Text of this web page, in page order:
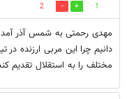
1
2
مهدی رحمتی به شمس آذر آمد
دانیم چرا این مربی ارزنده در
مختلف را به استقلال تقدیم